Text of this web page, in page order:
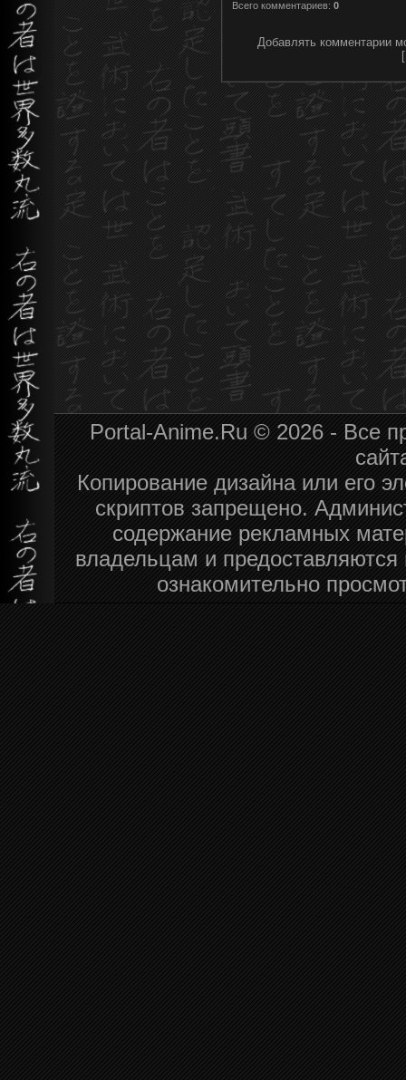
Всего комментариев: 0
Добавлять комментарии
Portal-Anime.Ru © 2026 - Все
Копирование дизайна или его
скриптов запрещено.
содержание рекламных
владельцам и
ознакомительно